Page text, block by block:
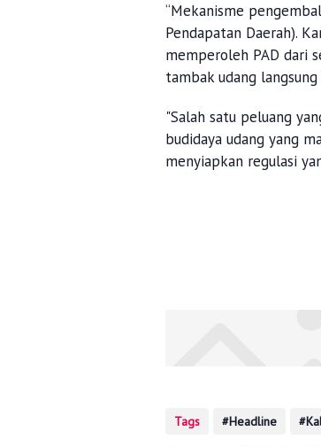
“Mekanisme
Pendapatan Daerah).
memperoleh PAD dari
tambak udang
"Salah satu peluang
budidaya udang yang
menyiapkan regulasi
Tags Headline